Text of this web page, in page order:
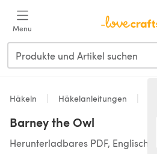
Menu
Häkeln Häkelanleitungen
Barney the Owl
Herunterladbares PDF, Englisch